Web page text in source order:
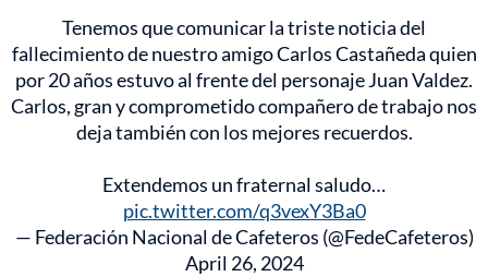
Tenemos que comunicar la triste noticia del
fallecimiento de nuestro amigo Carlos Castañeda quien
por 20 años estuvo al frente del personaje Juan Valdez.
Carlos, gran y comprometido compañero de trabajo nos
deja también con los mejores recuerdos.
Extendemos un fraternal saludo…
pic.twitter.com/q3vexY3Ba0
— Federación Nacional de Cafeteros (@FedeCafeteros)
April 26, 2024